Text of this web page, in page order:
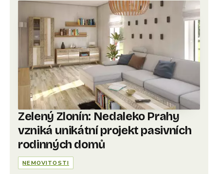
Zelený Zlonín: Nedaleko Prahy
vzniká unikátní projekt pasivních
rodinných domů
NEMOVITOSTI